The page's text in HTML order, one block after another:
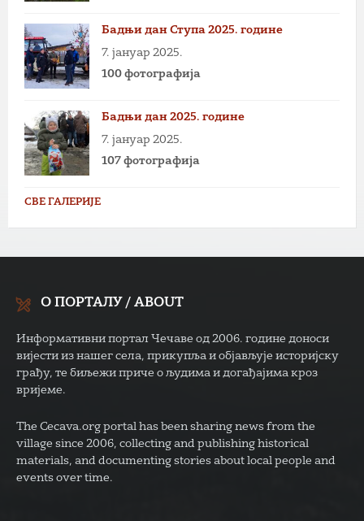
Бадњи дан Ступа 2025. године
7. јануар 2025.
100 фотографија
Бадњи дан 2025. године
7. јануар 2025.
107 фотографија
СВЕ ГАЛЕРИЈЕ
О ПОРТАЛУ / ABOUT
Информативни портал Чечаве од 2006. године доноси
вијести из нашег села, прикупља и објављује историјску
грађу, те биљежи приче о људима и догађајима кроз
вријеме.
The Cecava.org portal has been sharing news from the
village since 2006, collecting and publishing historical
materials, and documenting stories about local people and
events over time.